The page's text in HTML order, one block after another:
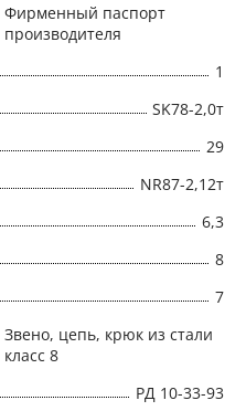
Фирменный паспорт
производителя
1
SK78-2,0т
29
NR87-2,12т
6,3
8
7
Звено, цепь, крюк из стали
класс 8
РД 10-33-93